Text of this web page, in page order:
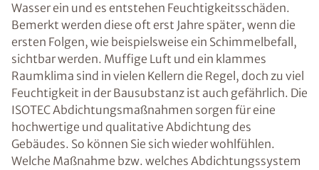
Wasser ein und es entstehen Feuchtigkeitsschäden.
Bemerkt werden diese oft erst Jahre später, wenn die
ersten Folgen, wie beispielsweise ein Schimmelbefall,
sichtbar werden. Muffige Luft und ein klammes
Raumklima sind in vielen Kellern die Regel, doch zu viel
Feuchtigkeit in der Bausubstanz ist auch gefährlich. Die
ISOTEC Abdichtungsmaßnahmen sorgen für eine
hochwertige und qualitative Abdichtung des
Gebäudes. So können Sie sich wieder wohlfühlen.
Welche Maßnahme bzw. welches Abdichtungssystem